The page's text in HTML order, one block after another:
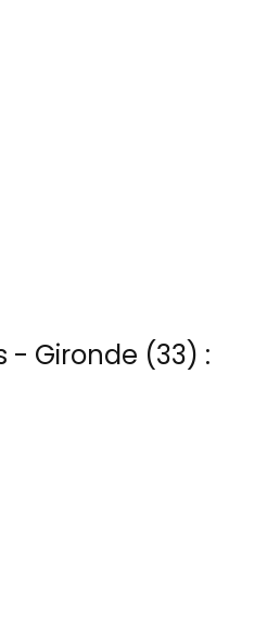
- Gironde (33) :